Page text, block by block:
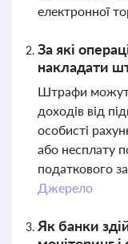
електронної
За які
накладати
Штрафи
доходів від
особисті
або несплату
податкового
Джерело
Як банки